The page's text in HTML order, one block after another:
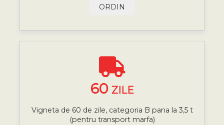
ORDIN
60 ZILE
Vigneta de 60 de zile, categoria B pana la 3,5 t
(pentru transport marfa)